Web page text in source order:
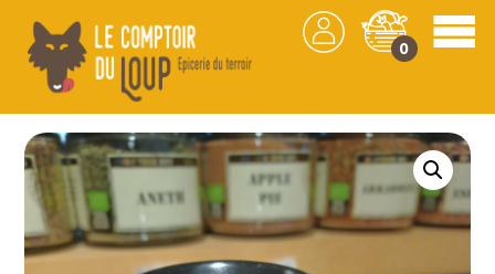
0
Les produits/Épicerie/ Épices/ Ail émincé –
35gr